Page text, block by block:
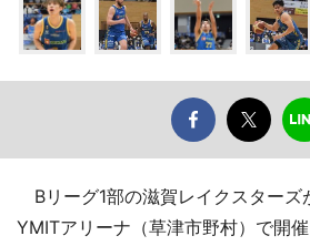
Bリーグ1部の滋賀レイクスターズ
YMITアリーナ（草津市野村）で開